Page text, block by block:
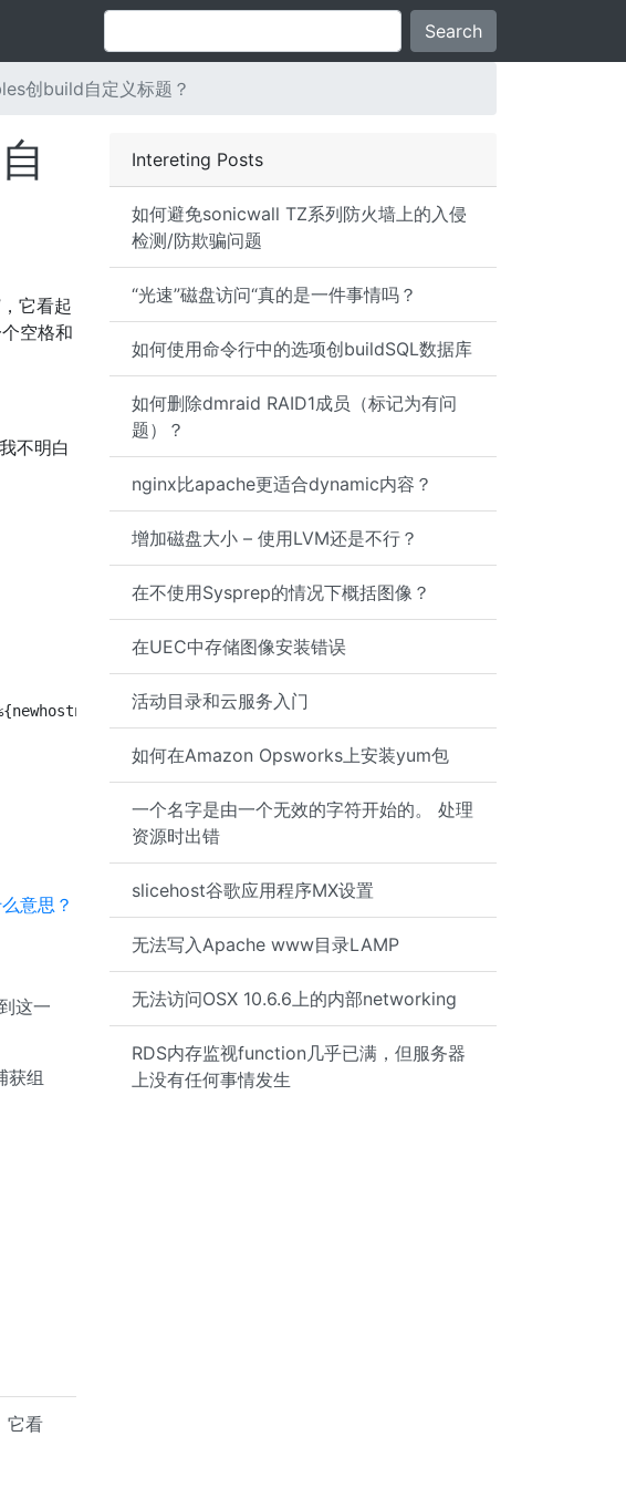
Search
创build自定义标题？
Intereting Posts
如何避免sonicwall TZ系列防火墙上的入侵
检测/防欺骗问题
“光速”磁盘访问“真的是一件事情吗？
如何使用命令行中的选项创buildSQL数据库
如何删除dmraid RAID1成员（标记为有问
题）？
nginx比apache更适合dynamic内容？
增加磁盘大小 – 使用LVM还是不行？
在不使用Sysprep的情况下概括图像？
在UEC中存储图像安装错误
活动目录和云服务入门
如何在Amazon Opsworks上安装yum包
一个名字是由一个无效的字符开始的。 处理
资源时出错
slicehost谷歌应用程序MX设置
无法写入Apache www目录LAMP
无法访问OSX 10.6.6上的内部networking
RDS内存监视function几乎已满，但服务器
上没有任何事情发生
它看起
空格和
不明白
意思？
这一
获组
它看